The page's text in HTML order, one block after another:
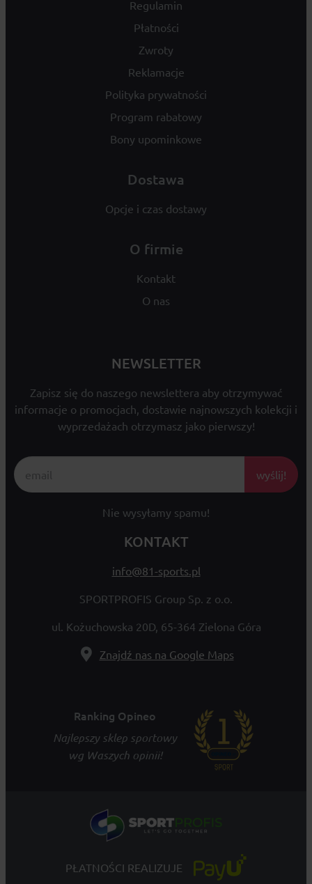
Regulamin
Płatności
Zwroty
Reklamacje
Polityka prywatności
Program rabatowy
Bony upominkowe
Dostawa
Opcje i czas dostawy
O firmie
Kontakt
O nas
NEWSLETTER
Zapisz się do naszego newslettera aby otrzymywać
informacje o promocjach, dostawie najnowszych kolekcji i
wyprzedażach otrzymasz jako pierwszy!
wyślij!
Nie wysyłamy spamu!
KONTAKT
info@81-sports.pl
SPORTPROFIS Group Sp. z o.o.
ul. Kożuchowska 20D, 65-364 Zielona Góra
Znajdź nas na Google Maps
Ranking Opineo
Najlepszy sklep sportowy
wg Waszych opinii!
PŁATNOŚCI REALIZUJE